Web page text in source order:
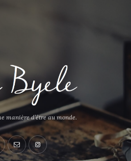
manière d’être au monde.